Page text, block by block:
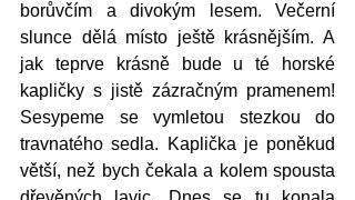
borůvčím a divokým lesem. Večerní
slunce dělá místo ještě krásnějším. A
jak teprve krásně bude u té horské
kapličky s jistě zázračným pramenem!
Sesypeme se vymletou stezkou do
travnatého sedla. Kaplička je poněkud
větší, než bych čekala a kolem spousta